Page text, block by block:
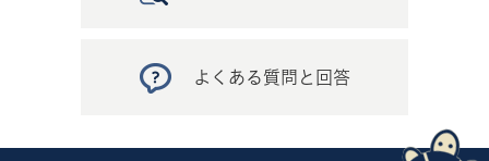
よくある質問と回答